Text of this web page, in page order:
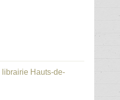
librairie Hauts-de-